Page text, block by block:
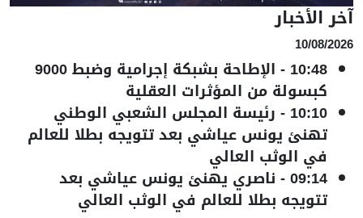
آخر الأخبار
10/08/2026
10:48
- الإطاحة بشبكة إجرامية وضبط 9000
كبسولة من المؤثرات العقلية
10:10
- رئيسة المجلس الشعبي الوطني
تهنئ يونس عياشي بعد تتويجه بطلا للعالم
في الوثب العالي
09:14
- ناصري يهنئ يونس عياشي بعد
تتويجه بطلا للعالم في الوثب العالي